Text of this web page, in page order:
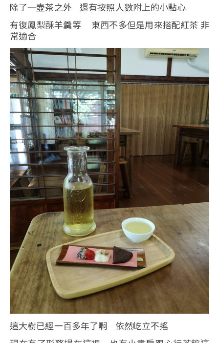
除了一壺茶之外 還有按照人數附上的小點心
有復鳳梨酥羊羹等 東西不多但是用來搭配紅茶 非
常適合
這大樹已經一百多年了啊 依然屹立不搖